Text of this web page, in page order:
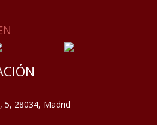
5, 28034, Madrid